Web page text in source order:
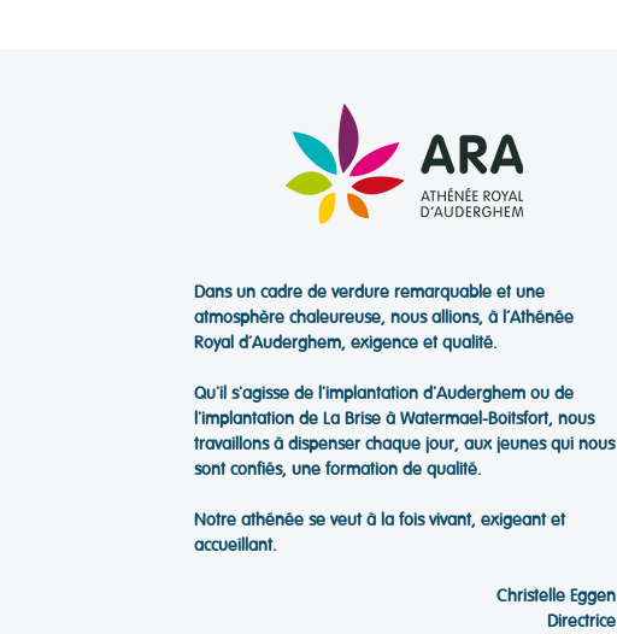
Dans un cadre de verdure remarquable et une
atmosphère chaleureuse, nous allions, à l’Athénée
Royal d’Auderghem, exigence et qualité.
Qu'il s'agisse de l'implantation d'Auderghem ou de
l'implantation de La Brise à Watermael-Boitsfort, nous
travaillons à dispenser chaque jour, aux jeunes qui nous
sont confiés, une formation de qualité.
Notre athénée se veut à la fois vivant, exigeant et
accueillant.
Christelle Eggen
Directrice